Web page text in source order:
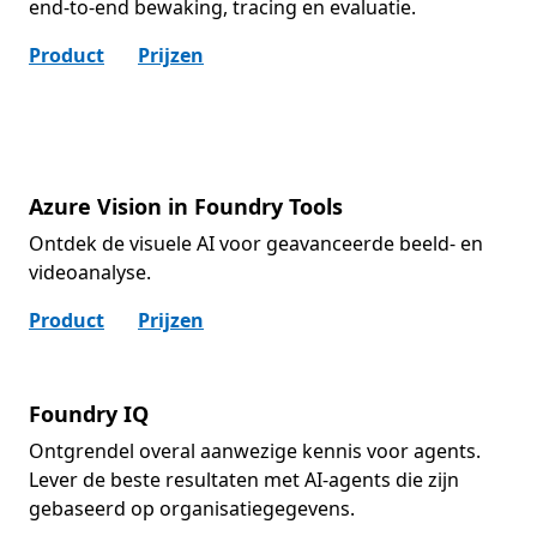
end-to-end bewaking, tracing en evaluatie.
Product
Prijzen
Azure Vision in Foundry Tools
Ontdek de visuele AI voor geavanceerde beeld- en
videoanalyse.
Product
Prijzen
Foundry IQ
Ontgrendel overal aanwezige kennis voor agents.
Lever de beste resultaten met AI-agents die zijn
gebaseerd op organisatiegegevens.